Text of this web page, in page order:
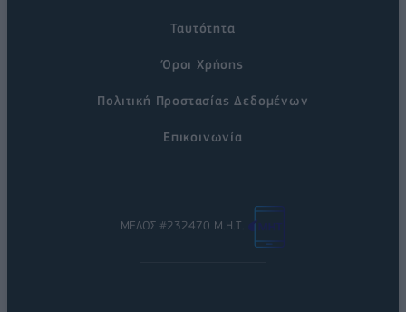
Ταυτότητα
Όροι Χρήσης
Πολιτική Προστασίας Δεδομένων
Επικοινωνία
ΜΕΛΟΣ #232470 Μ.Η.Τ.